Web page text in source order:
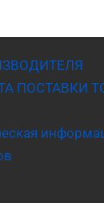
ПОСТАВКИ